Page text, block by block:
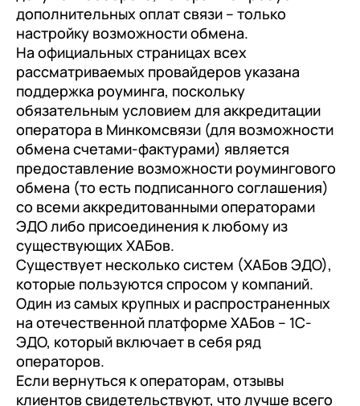
дополнительных оплат связи – только
настройку возможности обмена.
На официальных страницах всех
рассматриваемых провайдеров указана
поддержка роуминга, поскольку
обязательным условием для аккредитации
оператора в Минкомсвязи (для возможности
обмена счетами-фактурами) является
предоставление возможности роумингового
обмена (то есть подписанного соглашения)
со всеми аккредитованными операторами
ЭДО либо присоединения к любому из
существующих ХАБов.
Существует несколько систем (ХАБов ЭДО),
которые пользуются спросом у компаний.
Один из самых крупных и распространенных
на отечественной платформе ХАБов – 1С-
ЭДО, который включает в себя ряд
операторов.
Если вернуться к операторам, отзывы
клиентов свидетельствуют, что лучше всего